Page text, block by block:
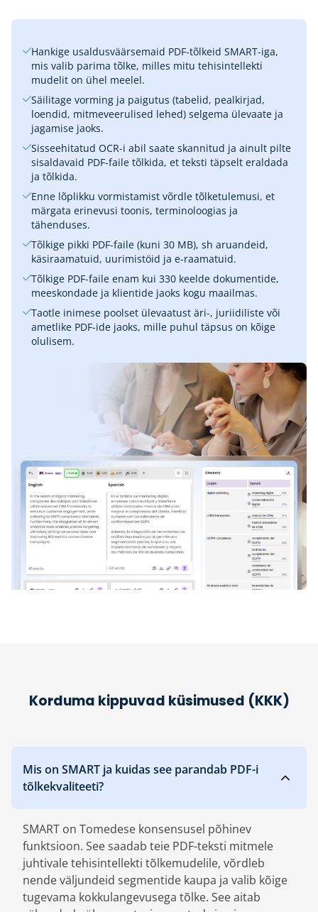
Hankige usaldusväärsemaid PDF-tõlkeid SMART-iga,
mis valib parima tõlke, milles mitu tehisintellekti
mudelit on ühel meelel.
Säilitage vorming ja paigutus (tabelid, pealkirjad,
loendid, mitmeveerulised lehed) selgema ülevaate ja
jagamise jaoks.
Sisseehitatud OCR-i abil saate skannitud ja ainult pilte
sisaldavaid PDF-faile tõlkida, et teksti täpselt eraldada
ja tõlkida.
Enne lõplikku vormistamist võrdle tõlketulemusi, et
märgata erinevusi toonis, terminoloogias ja
tähenduses.
Tõlkige pikki PDF-faile (kuni 30 MB), sh aruandeid,
käsiraamatuid, uurimistöid ja e-raamatuid.
Tõlkige PDF-faile enam kui 330 keelde dokumentide,
meeskondade ja klientide jaoks kogu maailmas.
Taotle inimese poolset ülevaatust äri-, juriidiliste või
ametlike PDF-ide jaoks, mille puhul täpsus on kõige
olulisem.
Korduma kippuvad küsimused (KKK)
Mis on SMART ja kuidas see parandab PDF-i
tõlkekvaliteeti?
SMART on Tomedese konsensusel põhinev
funktsioon. See saadab teie PDF-teksti mitmele
juhtivale tehisintellekti tõlkemudelile, võrdleb
nende väljundeid segmentide kaupa ja valib kõige
tugevama kokkulangevusega tõlke. See aitab